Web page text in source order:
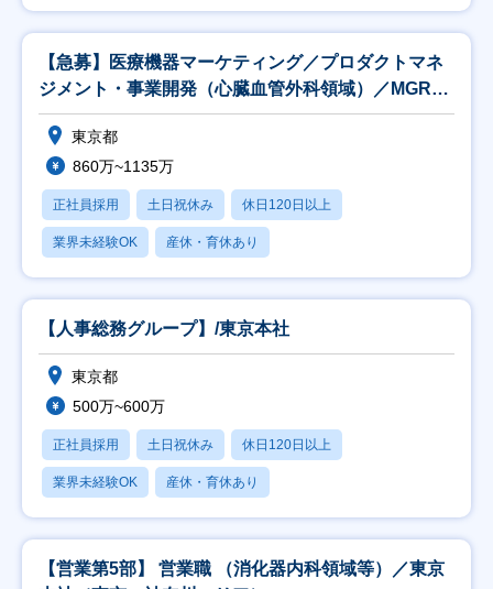
【急募】医療機器マーケティング／プロダクトマネ
ジメント・事業開発（心臓血管外科領域）／MGR候
補
東京都
860万~1135万
正社員採用 土日祝休み 休日120日以上
業界未経験OK 産休・育休あり
【人事総務グループ】/東京本社
東京都
500万~600万
正社員採用 土日祝休み 休日120日以上
業界未経験OK 産休・育休あり
【営業第5部】 営業職 （消化器内科領域等）／東京